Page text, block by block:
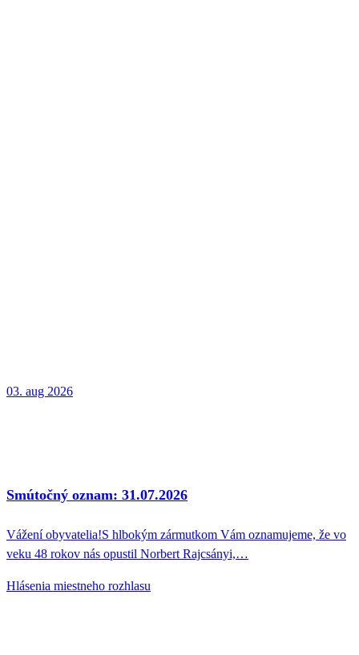
03. aug 2026
Smútočný oznam: 31.07.2026
Vážení obyvatelia!S hlbokým zármutkom Vám oznamujeme, že vo
veku 48 rokov nás opustil Norbert Rajcsányi,…
Hlásenia miestneho rozhlasu